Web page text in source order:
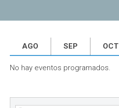
AGO SEP OCT
No hay eventos programados.